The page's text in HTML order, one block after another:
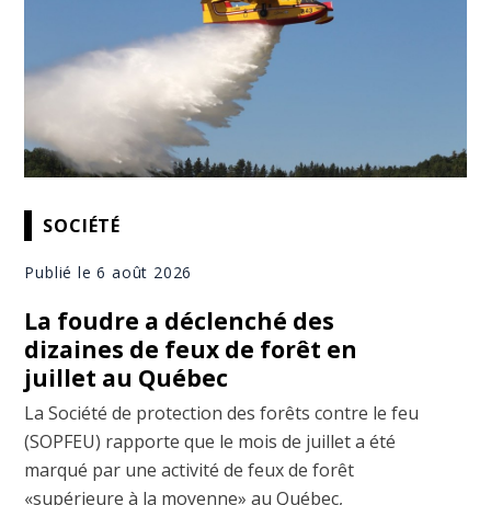
SOCIÉTÉ
Publié le 6 août 2026
La foudre a déclenché des
dizaines de feux de forêt en
juillet au Québec
La Société de protection des forêts contre le feu
(SOPFEU) rapporte que le mois de juillet a été
marqué par une activité de feux de forêt
«supérieure à la moyenne» au Québec,